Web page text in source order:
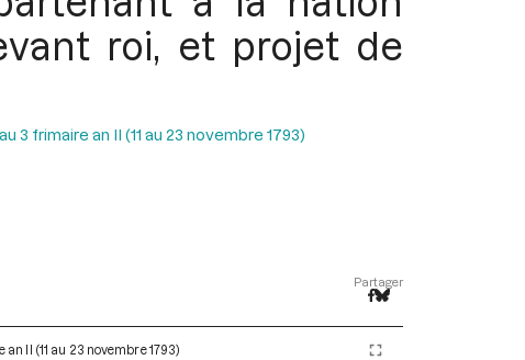
roi, et projet de
3 frimaire an II (11 au 23 novembre 1793)
Partager
II (11 au 23 novembre 1793)